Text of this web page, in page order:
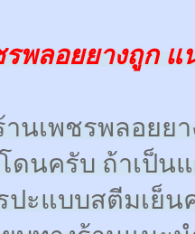
รพลอยยางถูก
นเพชรพลอยย
ดนครับ ถ้าเป็น
ปะแบบสตีมเย็